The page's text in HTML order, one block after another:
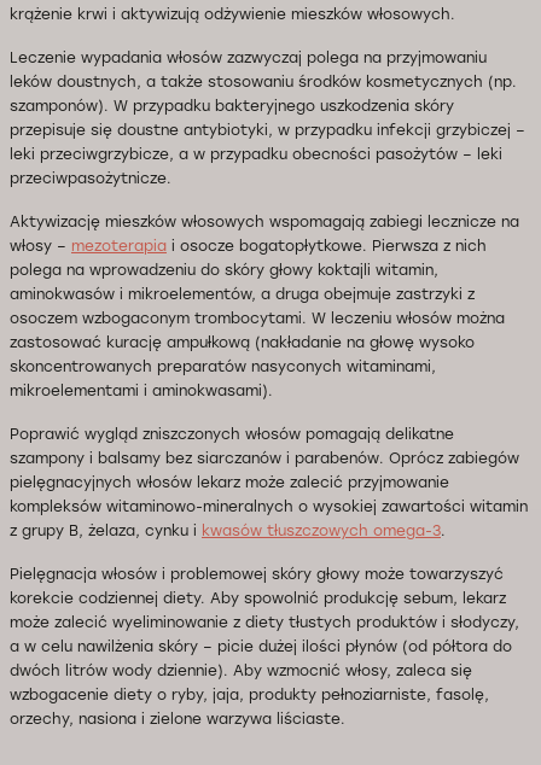
krążenie krwi i aktywizują odżywienie mieszków włosowych.
Leczenie wypadania włosów zazwyczaj polega na przyjmowaniu
leków doustnych, a także stosowaniu środków kosmetycznych (np.
szamponów). W przypadku bakteryjnego uszkodzenia skóry
przepisuje się doustne antybiotyki, w przypadku infekcji grzybiczej –
leki przeciwgrzybicze, a w przypadku obecności pasożytów – leki
przeciwpasożytnicze.
Aktywizację mieszków włosowych wspomagają zabiegi lecznicze na
włosy – mezoterapia i osocze bogatopłytkowe. Pierwsza z nich
polega na wprowadzeniu do skóry głowy koktajli witamin,
aminokwasów i mikroelementów, a druga obejmuje zastrzyki z
osoczem wzbogaconym trombocytami. W leczeniu włosów można
zastosować kurację ampułkową (nakładanie na głowę wysoko
skoncentrowanych preparatów nasyconych witaminami,
mikroelementami i aminokwasami).
Poprawić wygląd zniszczonych włosów pomagają delikatne
szampony i balsamy bez siarczanów i parabenów. Oprócz zabiegów
pielęgnacyjnych włosów lekarz może zalecić przyjmowanie
kompleksów witaminowo-mineralnych o wysokiej zawartości witamin
z grupy B, żelaza, cynku i kwasów tłuszczowych omega-3.
Pielęgnacja włosów i problemowej skóry głowy może towarzyszyć
korekcie codziennej diety. Aby spowolnić produkcję sebum, lekarz
może zalecić wyeliminowanie z diety tłustych produktów i słodyczy,
a w celu nawilżenia skóry – picie dużej ilości płynów (od półtora do
dwóch litrów wody dziennie). Aby wzmocnić włosy, zaleca się
wzbogacenie diety o ryby, jaja, produkty pełnoziarniste, fasolę,
orzechy, nasiona i zielone warzywa liściaste.